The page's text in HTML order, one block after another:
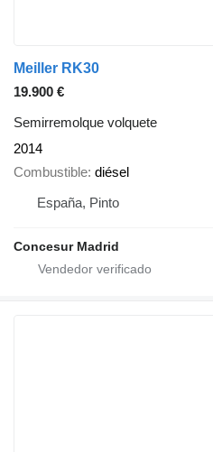
Meiller RK30
19.900 €
Semirremolque volquete
2014
Combustible diésel
España, Pinto
Concesur Madrid